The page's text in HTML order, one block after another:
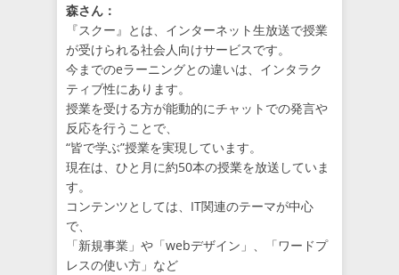
森さん：
『スクー』とは、インターネット生放送で授業
が受けられる社会人向けサービスです。
今までのeラーニングとの違いは、インタラク
ティブ性にあります。
授業を受ける方が能動的にチャットでの発言や
反応を行うことで、
“皆で学ぶ”授業を実現しています。
現在は、ひと月に約50本の授業を放送していま
す。
コンテンツとしては、IT関連のテーマが中心
で、
「新規事業」や「webデザイン」、「ワードプ
レスの使い方」など